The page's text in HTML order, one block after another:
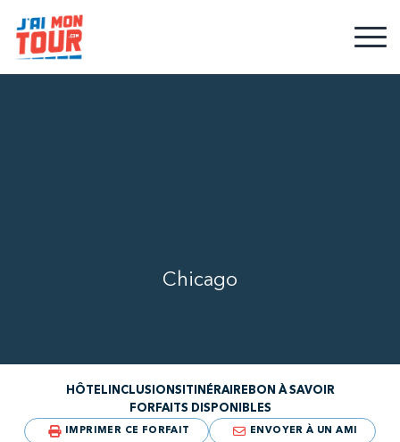
Chicago
HÔTEL INCLUSIONS ITINÉRAIRE BON À SAVOIR
FORFAITS DISPONIBLES
IMPRIMER CE FORFAIT ENVOYER À UN AMI